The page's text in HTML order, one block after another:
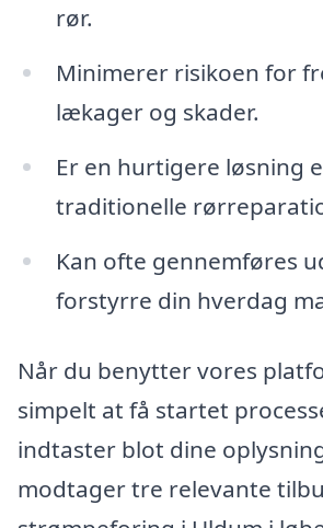
rør.
Minimerer risikoen for
lækager og skader.
Er en hurtigere løsning
traditionelle
Kan ofte gennemføres
forstyrre din hverdag
Når du benytter vores
simpelt at få startet
indtaster blot dine
modtager tre relevante